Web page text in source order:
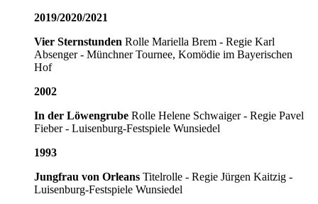
2019/2020/2021
Vier Sternstunden Rolle Mariella Brem - Regie Karl
Absenger - Münchner Tournee, Komödie im Bayerischen
Hof
2002
In der Löwengrube Rolle Helene Schwaiger - Regie Pavel
Fieber - Luisenburg-Festspiele Wunsiedel
1993
Jungfrau von Orleans Titelrolle - Regie Jürgen Kaitzig -
Luisenburg-Festspiele Wunsiedel